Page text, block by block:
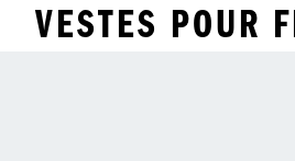
VESTES POUR